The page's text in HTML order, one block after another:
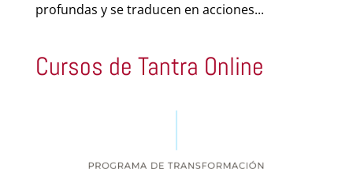
profundas y se traducen en acciones...
Cursos de Tantra Online